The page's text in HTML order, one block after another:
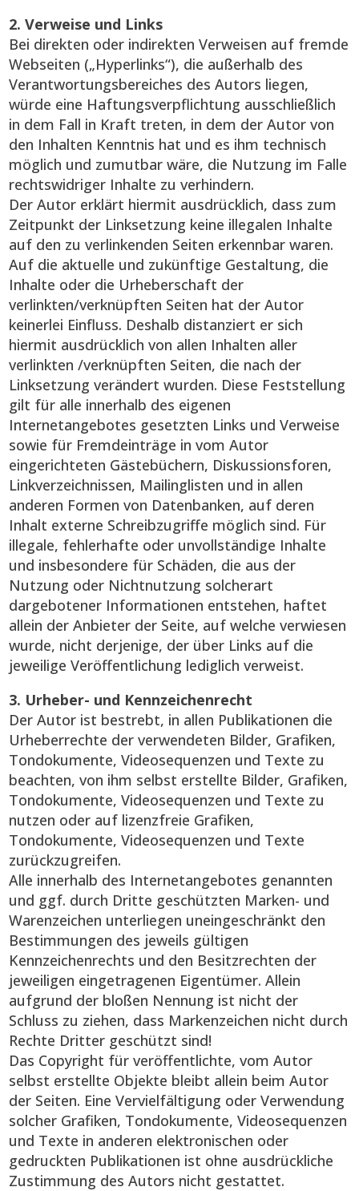
2. Verweise und Links
Bei direkten oder indirekten Verweisen auf fremde
Webseiten („Hyperlinks“), die außerhalb des
Verantwortungsbereiches des Autors liegen,
würde eine Haftungsverpflichtung ausschließlich
in dem Fall in Kraft treten, in dem der Autor von
den Inhalten Kenntnis hat und es ihm technisch
möglich und zumutbar wäre, die Nutzung im Falle
rechtswidriger Inhalte zu verhindern.
Der Autor erklärt hiermit ausdrücklich, dass zum
Zeitpunkt der Linksetzung keine illegalen Inhalte
auf den zu verlinkenden Seiten erkennbar waren.
Auf die aktuelle und zukünftige Gestaltung, die
Inhalte oder die Urheberschaft der
verlinkten/verknüpften Seiten hat der Autor
keinerlei Einfluss. Deshalb distanziert er sich
hiermit ausdrücklich von allen Inhalten aller
verlinkten /verknüpften Seiten, die nach der
Linksetzung verändert wurden. Diese Feststellung
gilt für alle innerhalb des eigenen
Internetangebotes gesetzten Links und Verweise
sowie für Fremdeinträge in vom Autor
eingerichteten Gästebüchern, Diskussionsforen,
Linkverzeichnissen, Mailinglisten und in allen
anderen Formen von Datenbanken, auf deren
Inhalt externe Schreibzugriffe möglich sind. Für
illegale, fehlerhafte oder unvollständige Inhalte
und insbesondere für Schäden, die aus der
Nutzung oder Nichtnutzung solcherart
dargebotener Informationen entstehen, haftet
allein der Anbieter der Seite, auf welche verwiesen
wurde, nicht derjenige, der über Links auf die
jeweilige Veröffentlichung lediglich verweist.
3. Urheber- und Kennzeichenrecht
Der Autor ist bestrebt, in allen Publikationen die
Urheberrechte der verwendeten Bilder, Grafiken,
Tondokumente, Videosequenzen und Texte zu
beachten, von ihm selbst erstellte Bilder, Grafiken,
Tondokumente, Videosequenzen und Texte zu
nutzen oder auf lizenzfreie Grafiken,
Tondokumente, Videosequenzen und Texte
zurückzugreifen.
Alle innerhalb des Internetangebotes genannten
und ggf. durch Dritte geschützten Marken- und
Warenzeichen unterliegen uneingeschränkt den
Bestimmungen des jeweils gültigen
Kennzeichenrechts und den Besitzrechten der
jeweiligen eingetragenen Eigentümer. Allein
aufgrund der bloßen Nennung ist nicht der
Schluss zu ziehen, dass Markenzeichen nicht durch
Rechte Dritter geschützt sind!
Das Copyright für veröffentlichte, vom Autor
selbst erstellte Objekte bleibt allein beim Autor
der Seiten. Eine Vervielfältigung oder Verwendung
solcher Grafiken, Tondokumente, Videosequenzen
und Texte in anderen elektronischen oder
gedruckten Publikationen ist ohne ausdrückliche
Zustimmung des Autors nicht gestattet.